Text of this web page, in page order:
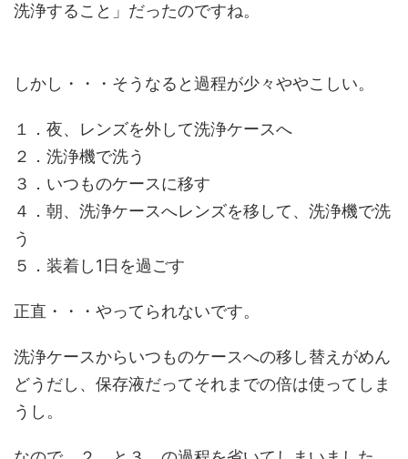
洗浄すること」だったのですね。
しかし・・・そうなると過程が少々ややこしい。
１．夜、レンズを外して洗浄ケースへ
２．洗浄機で洗う
３．いつものケースに移す
４．朝、洗浄ケースへレンズを移して、洗浄機で洗
う
５．装着し1日を過ごす
正直・・・やってられないです。
洗浄ケースからいつものケースへの移し替えがめん
どうだし、保存液だってそれまでの倍は使ってしま
うし。